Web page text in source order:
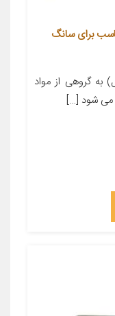
فعال کابین خودرو مدل 110 مناسب برای سانگ
به گروهی از مواد
می شود […]